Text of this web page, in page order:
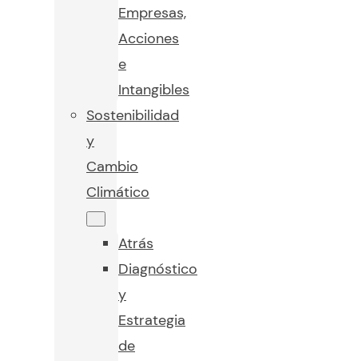
Empresas,
Acciones
e
Intangibles
Sostenibilidad
y
Cambio
Climático
Atrás
Diagnóstico
y
Estrategia
de